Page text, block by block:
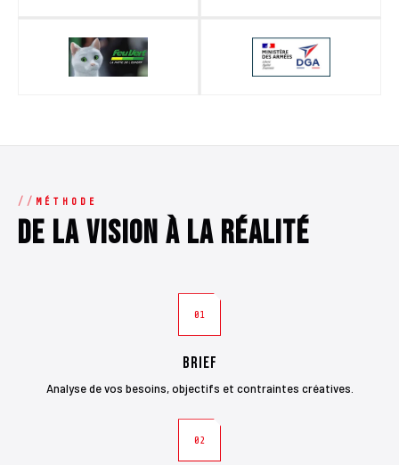
MÉTHODE
De la vision à la réalité
01
Brief
Analyse de vos besoins, objectifs et contraintes créatives.
02